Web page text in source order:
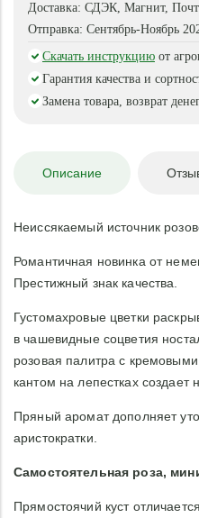
Доставка: СДЭК, Магнит,
Отправка: Сентябрь-Ноябрь
Скачать инструкцию от
Гарантия качества и
Замена товара, возврат
Описание
Неиссякаемый источник
Романтичная новинка от
Престижный знак качества.
Густомахровые цветки
в чашевидные соцветия
розовая палитра с
кантом на лепестках создает
Пряный аромат дополняет
аристократки.
Самостоятельная роза,
Прямостоячий куст